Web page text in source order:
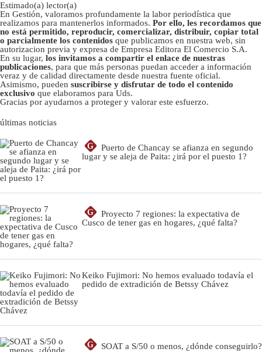
Estimado(a) lector(a)
En Gestión, valoramos profundamente la labor periodística que
realizamos para mantenerlos informados. Por ello, les recordamos que
no está permitido, reproducir, comercializar, distribuir, copiar total
o parcialmente los contenidos que publicamos en nuestra web, sin
autorizacion previa y expresa de Empresa Editora El Comercio S.A.
En su lugar, los invitamos a compartir el enlace de nuestras
publicaciones, para que más personas puedan acceder a información
veraz y de calidad directamente desde nuestra fuente oficial.
Asimismo, pueden suscribirse y disfrutar de todo el contenido
exclusivo que elaboramos para Uds.
Gracias por ayudarnos a proteger y valorar este esfuerzo.
últimas noticias
G
Puerto de Chancay se afianza en segundo
lugar y se aleja de Paita: ¿irá por el puesto 1?
G
Proyecto 7 regiones: la expectativa de
Cusco de tener gas en hogares, ¿qué falta?
Keiko Fujimori: No hemos evaluado todavía el
pedido de extradición de Betssy Chávez
G SOAT a S/50 o menos, ¿dónde conseguirlo?